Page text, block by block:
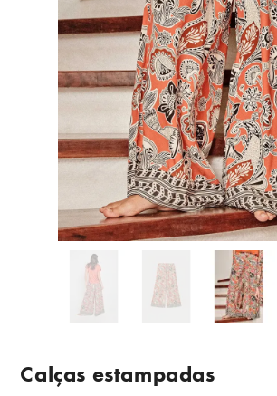
Calças estampadas